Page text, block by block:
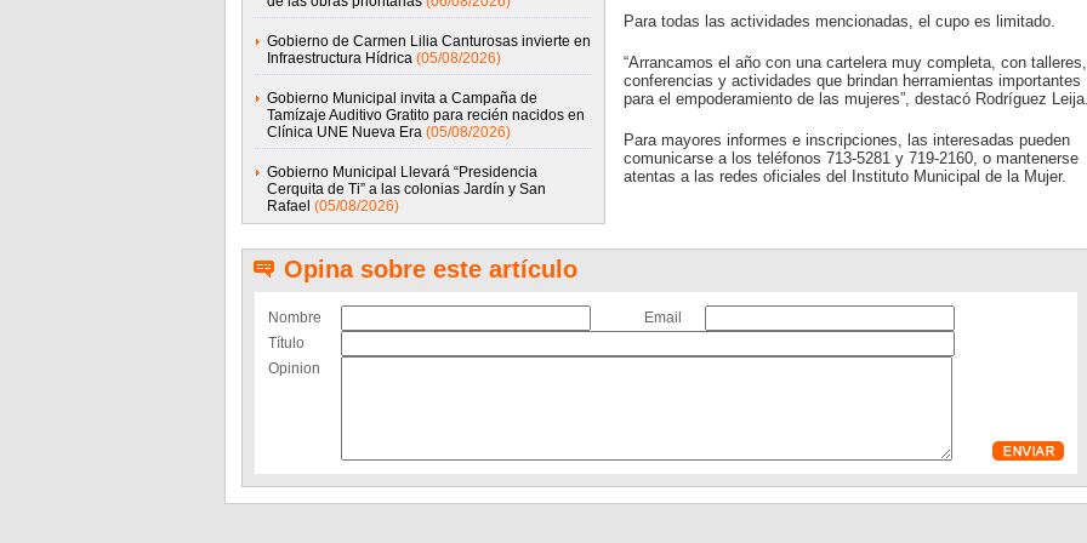
Gobierno de Carmen Lilia Canturosas invierte en
Infraestructura Hídrica (05/08/2026)
Gobierno Municipal invita a Campaña de
Tamízaje Auditivo Gratito para recién nacidos en
Clínica UNE Nueva Era (05/08/2026)
Gobierno Municipal Llevará “Presidencia
Cerquita de Ti” a las colonias Jardín y San
Rafael (05/08/2026)
Para todas las actividades mencionadas, el cupo es limitado.
“Arrancamos el año con una cartelera muy completa, con talleres,
conferencias y actividades que brindan herramientas importantes
para el empoderamiento de las mujeres”, destacó Rodríguez
Para mayores informes e inscripciones, las interesadas pueden
comunicarse a los teléfonos 713-5281 y 719-2160, o mantenerse
atentas a las redes oficiales del Instituto Municipal de la Mujer.
Opina sobre este artículo
Nombre
Email
Título
Opinion